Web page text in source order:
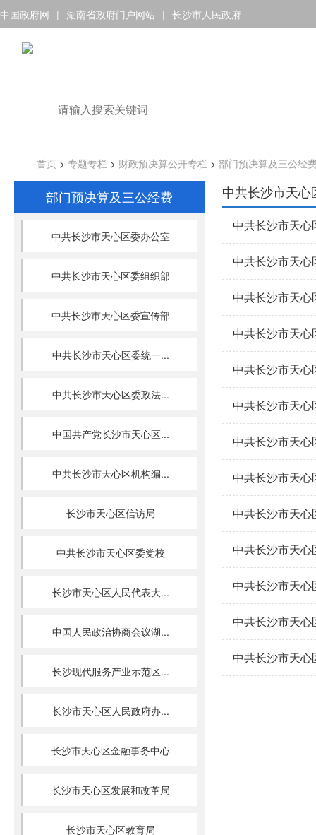
中国政府网 | 湖南省政府门户网站 | 长沙市人民政府
首页 > 专题专栏 > 财政预决算公开专栏 > 部门预决算及三公经
部门预决算及三公经费
中共长沙市天心区委办公室
中共长沙市天心区委组织部
中共长沙市天心区委宣传部
中共长沙市天心区委统一...
中共长沙市天心区委政法...
中国共产党长沙市天心区...
中共长沙市天心区机构编...
长沙市天心区信访局
中共长沙市天心区委党校
长沙市天心区人民代表大...
中国人民政治协商会议湖...
长沙现代服务产业示范区...
长沙市天心区人民政府办...
长沙市天心区金融事务中心
长沙市天心区发展和改革局
长沙市天心区教育局
中共长沙市天
中共长沙市天
中共长沙市天
中共长沙市天
中共长沙市天
中共长沙市天
中共长沙市天
中共长沙市天
中共长沙市天
中共长沙市天
中共长沙市天
中共长沙市天
中共长沙市天
中共长沙市天